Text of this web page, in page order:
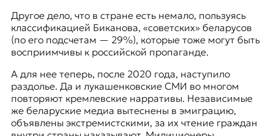
Другое дело, что в стране есть немало, пользуясь
классификацией Биканова, «советских» беларусов
(по его подсчетам — 29%), которые тоже могут быть
восприимчивы к российской пропаганде.
А для нее теперь, после 2020 года, наступило
раздолье. Да и лукашенковские СМИ во многом
повторяют кремлевские нарративы. Независимые
же беларуские медиа вытеснены в эмиграцию,
объявлены экстремистскими, за их чтение граждан